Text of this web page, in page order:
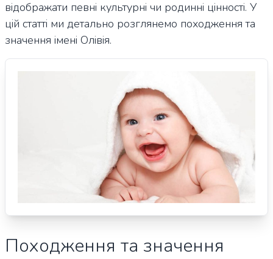
відображати певні культурні чи родинні цінності. У
цій статті ми детально розглянемо походження та
значення імені Олівія.
Походження та значення